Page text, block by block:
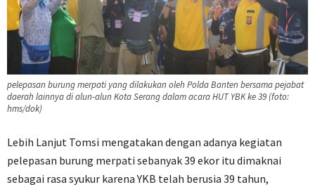
pelepasan burung merpati yang dilakukan oleh Polda Banten bersama pejabat
daerah lainnya di alun-alun Kota Serang dalam acara HUT YBK ke 39 (foto:
hms/dok)
Lebih Lanjut Tomsi mengatakan dengan adanya kegiatan
pelepasan burung merpati sebanyak 39 ekor itu dimaknai
sebagai rasa syukur karena YKB telah berusia 39 tahun,